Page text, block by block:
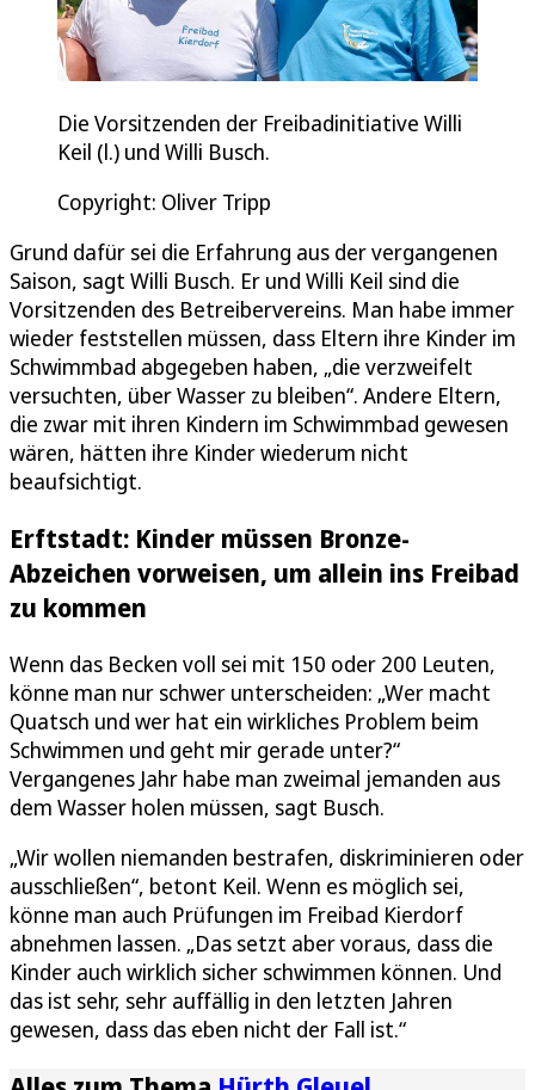
Die Vorsitzenden der Freibadinitiative Willi
Keil (l.) und Willi Busch.
Copyright: Oliver Tripp
Grund dafür sei die Erfahrung aus der vergangenen
Saison, sagt Willi Busch. Er und Willi Keil sind die
Vorsitzenden des Betreibervereins. Man habe immer
wieder feststellen müssen, dass Eltern ihre Kinder im
Schwimmbad abgegeben haben, „die verzweifelt
versuchten, über Wasser zu bleiben“. Andere Eltern,
die zwar mit ihren Kindern im Schwimmbad gewesen
wären, hätten ihre Kinder wiederum nicht
beaufsichtigt.
Erftstadt: Kinder müssen Bronze-
Abzeichen vorweisen, um allein ins Freibad
zu kommen
Wenn das Becken voll sei mit 150 oder 200 Leuten,
könne man nur schwer unterscheiden: „Wer macht
Quatsch und wer hat ein wirkliches Problem beim
Schwimmen und geht mir gerade unter?“
Vergangenes Jahr habe man zweimal jemanden aus
dem Wasser holen müssen, sagt Busch.
„Wir wollen niemanden bestrafen, diskriminieren oder
ausschließen“, betont Keil. Wenn es möglich sei,
könne man auch Prüfungen im Freibad Kierdorf
abnehmen lassen. „Das setzt aber voraus, dass die
Kinder auch wirklich sicher schwimmen können. Und
das ist sehr, sehr auffällig in den letzten Jahren
gewesen, dass das eben nicht der Fall ist.“